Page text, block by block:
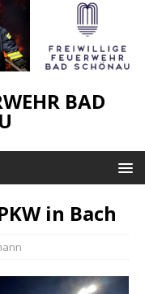
BAD
in Bach